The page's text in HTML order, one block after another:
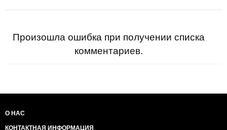
Произошла ошибка при получении списка
комментариев.
О НАС
КОНТАКТНАЯ ИНФОРМАЦИЯ